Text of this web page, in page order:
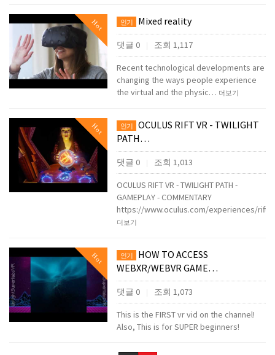
Hot 인기 Mixed reality
댓글 0 조회 1,117
Recent technological developments are
changing the ways people experience
the virtual and the physic… 더보기
Hot 인기
OCULUS RIFT VR - TWILIGHT
PATH…
댓글 0 조회 1,013
OCULUS RIFT VR - TWILIGHT PATH -
GAMEPLAY - COMMENTARY
https://www.oculus.com/experiences/rift/
더보기
Hot 인기
HOW TO ACCESS
WEBXR/WEBVR GAME…
댓글 0 조회 1,073
This is the FIRST vr vid on the channel!
Also, This is for SUPER beginners!